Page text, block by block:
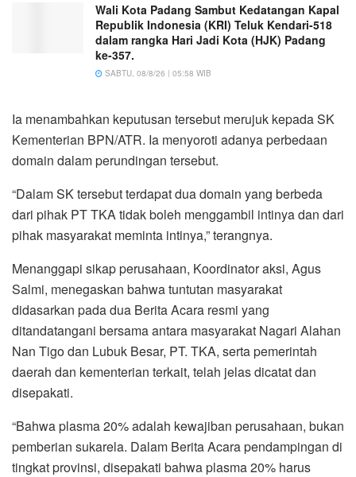
Wali Kota Padang Sambut Kedatangan Kapal
Republik Indonesia (KRI) Teluk Kendari-518
dalam rangka Hari Jadi Kota (HJK) Padang
ke-357.
SABTU, 08/8/26 | 05:58 WIB
Ia menambahkan keputusan tersebut merujuk kepada SK
Kementerian BPN/ATR. Ia menyoroti adanya perbedaan
domain dalam perundingan tersebut.
“Dalam SK tersebut terdapat dua domain yang berbeda
dari pihak PT TKA tidak boleh menggambil intinya dan dari
pihak masyarakat meminta intinya,” terangnya.
Menanggapi sikap perusahaan, Koordinator aksi, Agus
Salmi, menegaskan bahwa tuntutan masyarakat
didasarkan pada dua Berita Acara resmi yang
ditandatangani bersama antara masyarakat Nagari Alahan
Nan Tigo dan Lubuk Besar, PT. TKA, serta pemerintah
daerah dan kementerian terkait, telah jelas dicatat dan
disepakati.
“Bahwa plasma 20% adalah kewajiban perusahaan, bukan
pemberian sukarela. Dalam Berita Acara pendampingan di
tingkat provinsi, disepakati bahwa plasma 20% harus